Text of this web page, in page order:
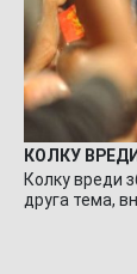
КОЛКУ
Колку вреди
друга тема,